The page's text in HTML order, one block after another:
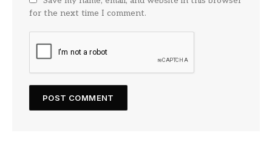
for the next time I comment.